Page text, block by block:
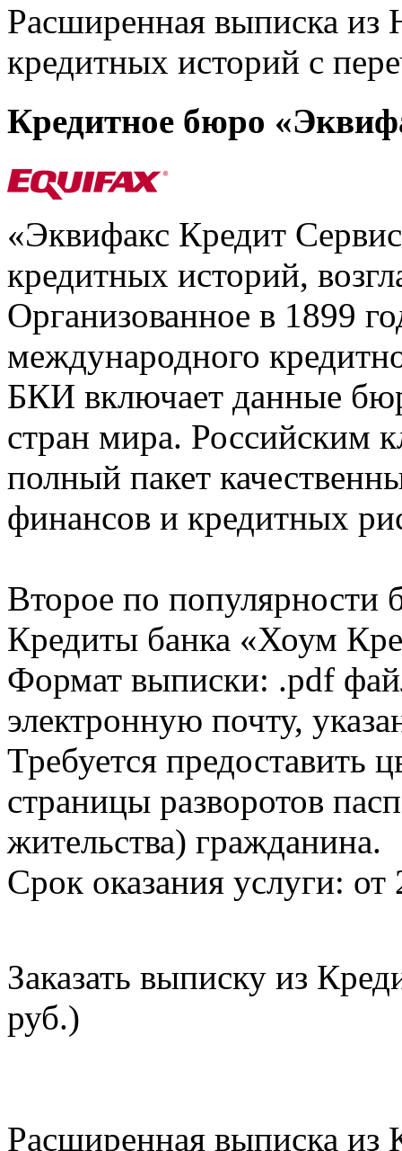
Расширенная выписка из
кредитных историй с
Кредитное бюро
«Эквифакс Кредит
кредитных историй,
Организованное в 1899
международного
БКИ включает данные
стран мира. Российским
полный пакет
финансов и кредитных
Второе по популярности
Кредиты банка «Хоум
Формат выписки: .pdf
электронную почту,
Требуется предоставить
страницы разворотов
жительства) гражданина.
Срок оказания услуги: от
Заказать выписку из
руб.)
Расширенная выписка из